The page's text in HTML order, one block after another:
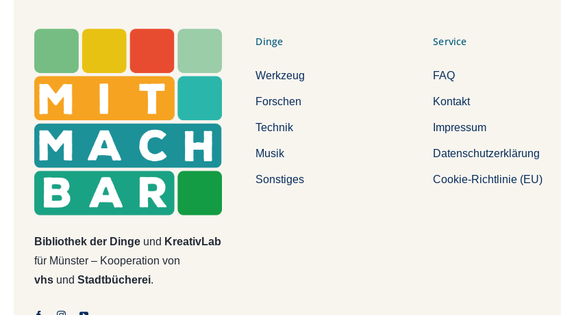
Bibliothek der Dingeund KreativLab
für Münster – Kooperation von
vhsund Stadtbücherei.
Dinge
Werkzeug
Forschen
Technik
Musik
Sonstiges
Service
FAQ
Kontakt
Impressum
Datenschutzerklärung
Cookie-Richtlinie (EU)